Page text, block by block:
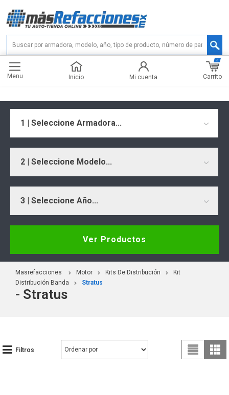
Menu Inicio Mi cuenta Carrito
0
1 | Seleccione Armadora...
2 | Seleccione Modelo...
3 | Seleccione Año...
Ver Productos
Masrefacciones Motor Kits De Distribución
Kit
Distribución Banda
Stratus
- Stratus
Filtros